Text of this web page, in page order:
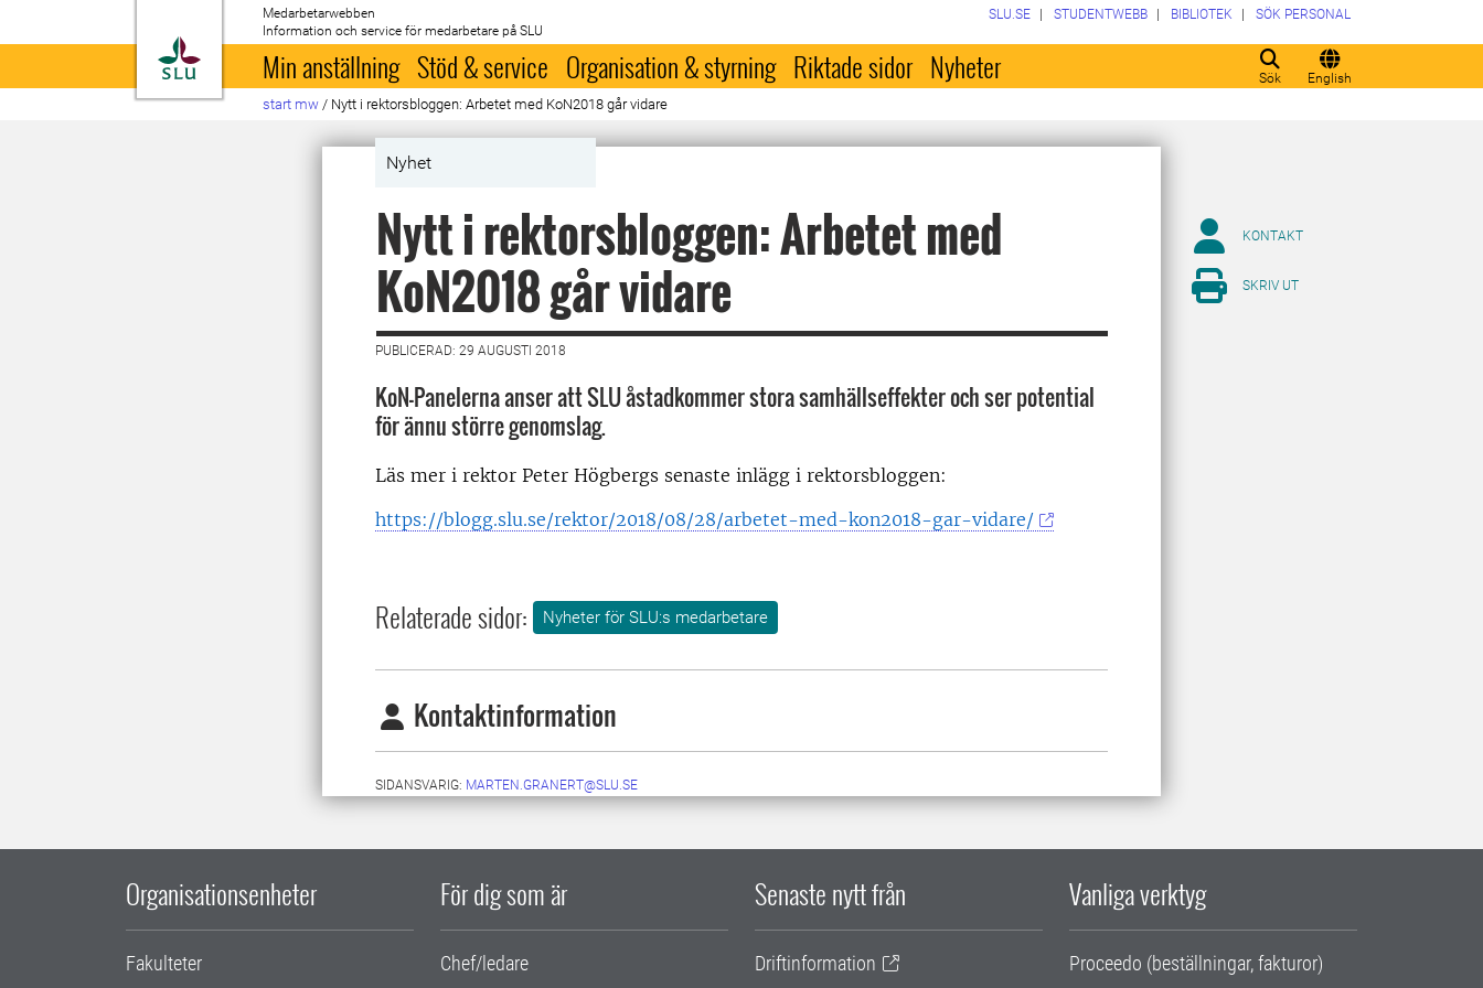
Till startsida
Medarbetarwebben
Information och service för medarbetare på SLU
Sök English
SLU.SE STUDENTWEBB BIBLIOTEK SÖK PERSONAL
Min anställning Stöd & service Organisation & styrning Riktade sidor Nyheter
start mw / Nytt i rektorsbloggen: Arbetet med KoN2018 går vidare
Nyhet
Nytt i rektorsbloggen: Arbetet med
KoN2018 går vidare
PUBLICERAD: 29 AUGUSTI 2018
KoN-Panelerna anser att SLU åstadkommer stora samhällseffekter och ser potential
för ännu större genomslag.
Läs mer i rektor Peter Högbergs senaste inlägg i rektorsbloggen:
https://blogg.slu.se/rektor/2018/08/28/arbetet-med-kon2018-gar-vidare/
Relaterade sidor: Nyheter för SLU:s medarbetare
Kontaktinformation
SIDANSVARIG: MARTEN.GRANERT@SLU.SE
KONTAKT
SKRIV UT
Organisationsenheter
Fakulteter
För dig som är
Chef/ledare
Senaste nytt från
Driftinformation
Vanliga verktyg
Proceedo (beställningar, fakturor)